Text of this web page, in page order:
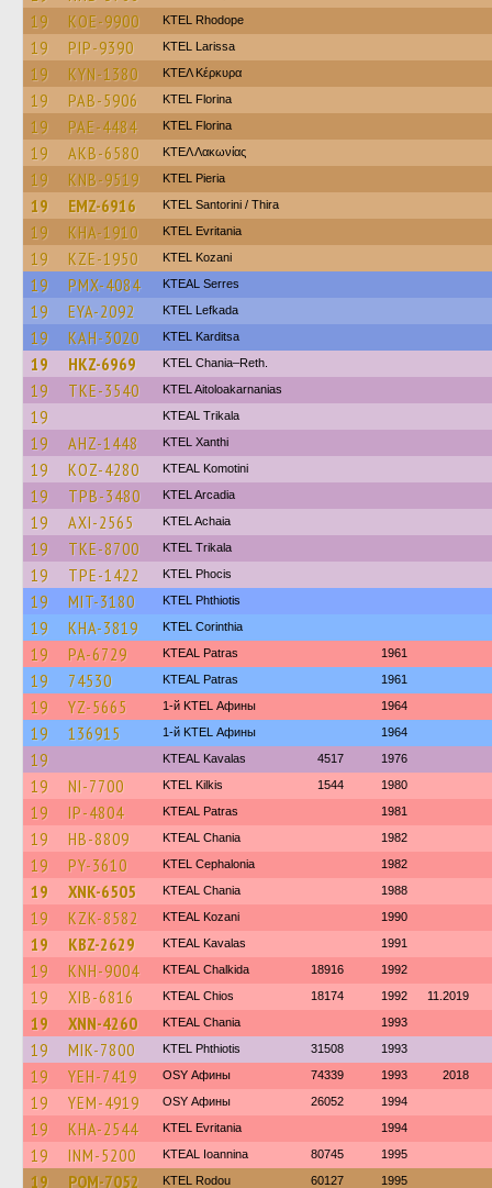
19 KOE-9900 KTEL Rhodope
19 PIP-9390 KTEL Larissa
19 KYN-1380 ΚΤΕΛ Κέρκυρα
19 PAB-5906 KTEL Florina
19 PAE-4484 KTEL Florina
19 AKB-6580 ΚΤΕΛ Λακωνίας
19 KNB-9519 KTEL Pieria
19 EMZ-6916 KTEL Santorini / Thira
19 KHA-1910 ΚΤΕL Evritania
19 KZE-1950 ΚΤΕL Kozani
19 PMX-4084 KTEAL Serres
19 EYA-2092 KTEL Lefkada
19 KAH-3020 ΚΤΕL Karditsa
19 HKZ-6969 KTEL Chania–Reth.
19 TKE-3540 KTEL Aitoloakarnanias
19 KTEAL Trikala
19 AHZ-1448 KTEL Xanthi
19 KOZ-4280 KTEAL Komotini
19 TPB-3480 KTEL Arcadia
19 AXI-2565 KTEL Achaia
19 TKE-8700 ΚΤΕL Τrikala
19 TPE-1422 ΚΤΕL Phocis
19 MIT-3180 ΚΤΕL Phthiotis
19 KHA-3819 KTEL Corinthia
19 PA-6729 KTEAL Patras 1961
19 74530 KTEAL Patras 1961
19 YZ-5665 1-й KTEL Афины 1964
19 136915 1-й KTEL Афины 1964
19 KTEAL Kavalas 4517 1976
19 NI-7700 KTEL Kilkis 1544 1980
19 IP-4804 KTEAL Patras 1981
19 HB-8809 KTEAL Chania 1982
19 PY-3610 KTEL Cephalonia 1982
19 XNK-6505 KTEAL Chania 1988
19 KZK-8582 KTEAL Kozani 1990
19 KBZ-2629 KTEAL Kavalas 1991
19 KNH-9004 KTEAL Chalkida 18916 1992
19 XIB-6816 KTEAL Chios 18174 1992 11.2019
19 XNN-4260 KTEAL Chania 1993
19 MIK-7800 ΚΤΕL Phthiotis 31508 1993
19 YEH-7419 OSY Афины 74339 1993 2018
19 YEM-4919 OSY Афины 26052 1994
19 KHA-2544 ΚΤΕL Evritania 1994
19 INM-5200 KTEAL Ioannina 80745 1995
19 POM-7052 ΚΤΕL Rodou 60127 1995